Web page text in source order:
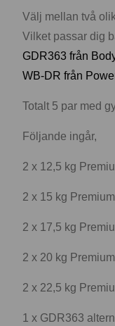
Välj mellan två
Vilket passar dig
GDR363 från
WB-DR från
Totalt 5 par med
Följande ingår,
2 x 12,5 kg
2 x 15 kg
2 x 17,5 kg
2 x 20 kg
2 x 22,5 kg
1 x GDR363